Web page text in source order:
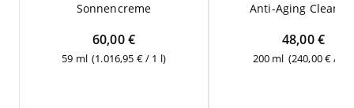
Son­nen­creme
60,00 €
59 ml (1.016,95 € / 1 l)
Anti-Aging
48,00 €
200 ml (240,00 € / 1 l)